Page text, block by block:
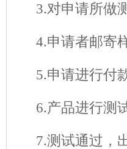
3.对申请所做
4.申请者邮寄
5.申请进行付
6.产品进行测
7.测试通过，